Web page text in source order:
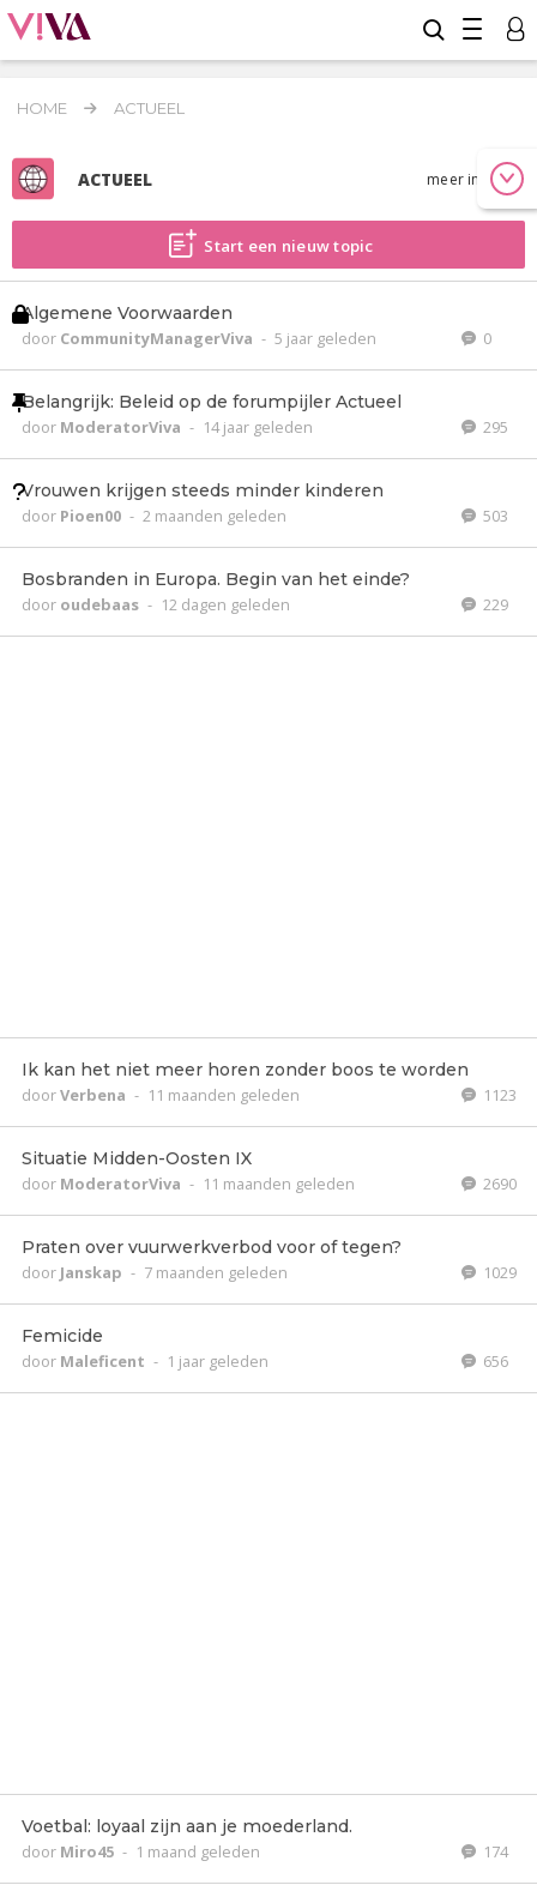
HOME ACTUEEL
ACTUEEL meer info
Start een nieuw topic
Algemene Voorwaarden
door CommunityManagerViva - 5 jaar geleden 0
Belangrijk: Beleid op de forumpijler Actueel
door ModeratorViva - 14 jaar geleden 295
Vrouwen krijgen steeds minder kinderen
door Pioen00 - 2 maanden geleden 503
Bosbranden in Europa. Begin van het einde?
door oudebaas - 12 dagen geleden 229
Ik kan het niet meer horen zonder boos te worden
doorVerbena - 11 maanden geleden 1123
Situatie Midden-Oosten IX
door ModeratorViva - 11 maanden geleden 2690
Praten over vuurwerkverbod voor of tegen?
door Janskap - 7 maanden geleden 1029
Femicide
door Maleficent - 1 jaar geleden 656
Voetbal: loyaal zijn aan je moederland.
door Miro45 - 1 maand geleden 174